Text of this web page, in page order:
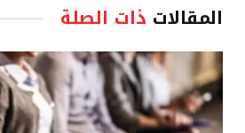
المقالات ذات الصلة